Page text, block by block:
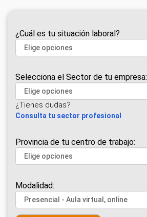
¿Cuál es tu situación laboral?
Selecciona el Sector de tu empresa:
¿Tienes dudas?
Consulta tu sector profesional
Provincia de tu centro de trabajo:
Modalidad: